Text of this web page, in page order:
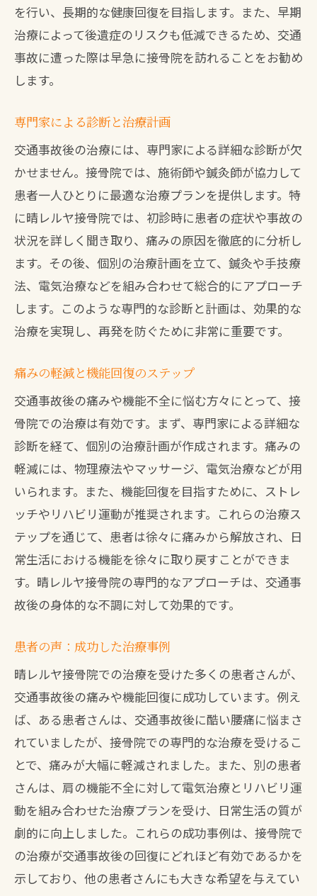
北九州市八幡西区で交通事故治療接骨院の専
門スタッフがサポート
専門スタッフの役割と資格
患者との信頼関係を築くために
スタッフの教育と研修制度
患者の声：スタッフの対応と満足度
チーム医療の重要性とその効果
交通事故後の身体的な不調接骨院での早期回
復に向けた治療
早期治療が回復を早める理由
接骨院での初期治療の重要性
治療経過のモニタリングと調整
治療後のフォローアップとリハビリ
実際の治療事例と結果
安心して治療を受けられる接骨院北九州市八
幡西区の晴レルヤ接骨院
晴レルヤ接骨院の安心ポイント
患者のためのサポート体制
治療環境と設備の充実
交通事故治療に特化したサービス
患者の安心を第一に考えた接骨院
地域に根ざした信頼と実績
を行い、長期的な健康回復を目指します。また、早期
治療によって後遺症のリスクも低減できるため、交通
事故に遭った際は早急に接骨院を訪れることをお勧め
します。
専門家による診断と治療計画
交通事故後の治療には、専門家による詳細な診断が欠
かせません。接骨院では、施術師や鍼灸師が協力して
患者一人ひとりに最適な治療プランを提供します。特
に晴レルヤ接骨院では、初診時に患者の症状や事故の
状況を詳しく聞き取り、痛みの原因を徹底的に分析し
ます。その後、個別の治療計画を立て、鍼灸や手技療
法、電気治療などを組み合わせて総合的にアプローチ
します。このような専門的な診断と計画は、効果的な
治療を実現し、再発を防ぐために非常に重要です。
痛みの軽減と機能回復のステップ
交通事故後の痛みや機能不全に悩む方々にとって、接
骨院での治療は有効です。まず、専門家による詳細な
診断を経て、個別の治療計画が作成されます。痛みの
軽減には、物理療法やマッサージ、電気治療などが用
いられます。また、機能回復を目指すために、ストレ
ッチやリハビリ運動が推奨されます。これらの治療ス
テップを通じて、患者は徐々に痛みから解放され、日
常生活における機能を徐々に取り戻すことができま
す。晴レルヤ接骨院の専門的なアプローチは、交通事
故後の身体的な不調に対して効果的です。
患者の声：成功した治療事例
晴レルヤ接骨院での治療を受けた多くの患者さんが、
交通事故後の痛みや機能回復に成功しています。例え
ば、ある患者さんは、交通事故後に酷い腰痛に悩まさ
れていましたが、接骨院での専門的な治療を受けるこ
とで、痛みが大幅に軽減されました。また、別の患者
さんは、肩の機能不全に対して電気治療とリハビリ運
動を組み合わせた治療プランを受け、日常生活の質が
劇的に向上しました。これらの成功事例は、接骨院で
の治療が交通事故後の回復にどれほど有効であるかを
示しており、他の患者さんにも大きな希望を与えてい